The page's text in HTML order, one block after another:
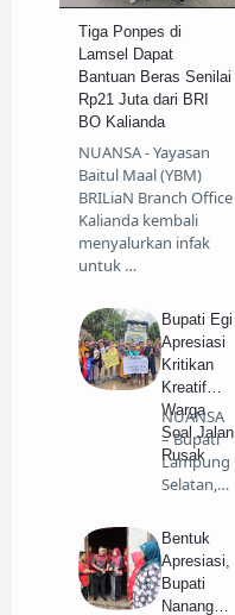
Tiga Ponpes di
Lamsel Dapat
Bantuan Beras Senilai
Rp21 Juta dari BRI
BO Kalianda
NUANSA - Yayasan
Baitul Maal (YBM)
BRILiaN Branch Office
Kalianda kembali
menyalurkan infak
untuk …
Bupati Egi
Apresiasi
Kritikan
Kreatif
Warga
Soal Jalan
Rusak
NUANSA
– Bupati
Lampung
Selatan,
Egi Pra…
Bentuk
Apresiasi,
Bupati
Nanang